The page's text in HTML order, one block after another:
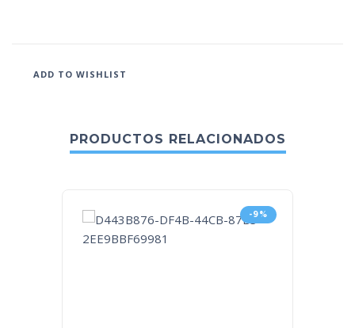
ADD TO WISHLIST
PRODUCTOS RELACIONADOS
-9%